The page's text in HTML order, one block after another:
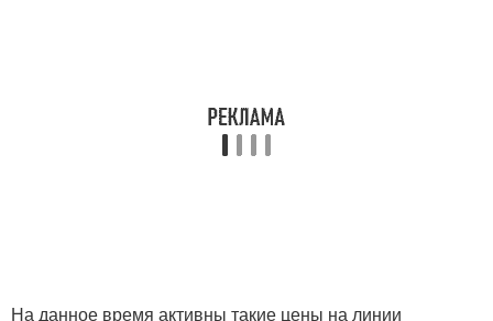
На данное время активны такие цены на линии